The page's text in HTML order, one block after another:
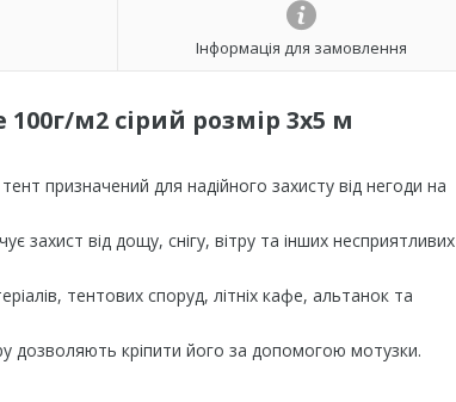
Інформація для замовлення
м2 сірий розмір 3х5 м
призначений для надійного захисту від негоди на
захист від дощу, снігу, вітру та інших несприятливих
тентових споруд, літніх кафе, альтанок та
дозволяють кріпити його за допомогою мотузки.